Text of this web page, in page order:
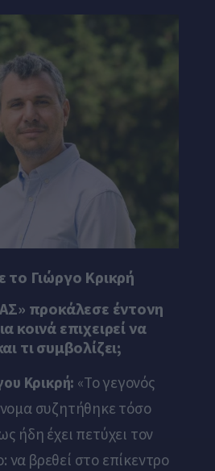
το Γιώργο Κρικρή
προκάλεσε έντονη
κοινά επιχειρεί να
τι συμβολίζει;
Κρικρή: «Το γεγονός
συζητήθηκε τόσο
ήδη έχει πετύχει τον
βρεθεί στο επίκεντρο